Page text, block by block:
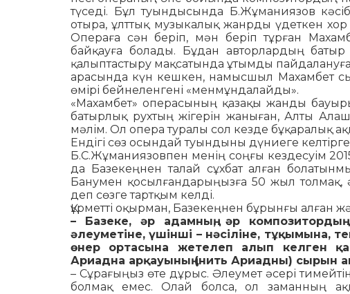
тү­седі. Бұл туындысында Б.Жұманиязов
отыра, ұлттық музыкалық жанрды үдеткен
Операға сән беріп, мән беріп тұрған
байқауға болады. Бұдан авторлардың
қалыптастыру мақсатында ұтымды
арасында күн кешкен, намысшыл Махамбет
өмірі бейнеленгені «ме­нмұндалайды».
«Махамбет» операсының қазақы жанды
батырлық рухтың жігерін жаныған, Ал­ты
мәлім. Ол опера туралы сол кез­де бұқаралық
Ендігі сөз осындай туындыны дүниеге
Б.С.Жұманиязовпен менің соңғы кездесуім
да Базекеңнен талай сұхбат алған
Бану­мен қосылғандарыңызға 50 жыл толмақ,
деп сөзге тартқым келді.
Құрметті оқырман, Базекеңнен бұрынғы алған
– Базеке, әр адамның, әр композитордың
әлеуметіне, үшін­ші – нәсіліне, тұқымына,
өнер ортасына же­­телеп алып келген
Ариадна арқауының (нить Ариадны) сырын
– Сұрағыңыз өте дұрыс. Әлеумет әсері
бол­мақ емес. Олай болса, ол заманның